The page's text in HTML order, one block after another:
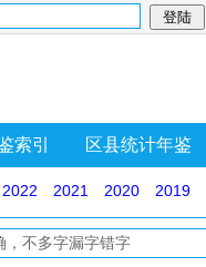
索引 区县统计年鉴
2022 2021 2020 2019